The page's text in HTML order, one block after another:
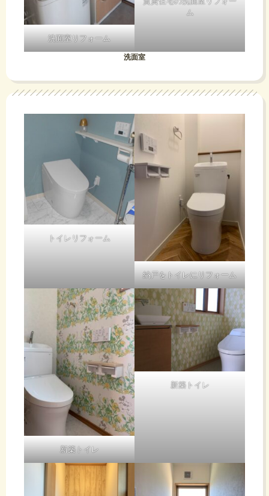
洗面室リフォーム
ム
洗面室
トイレリフォーム
納戸をトイレにリフォーム
新築トイレ
新築トイレ